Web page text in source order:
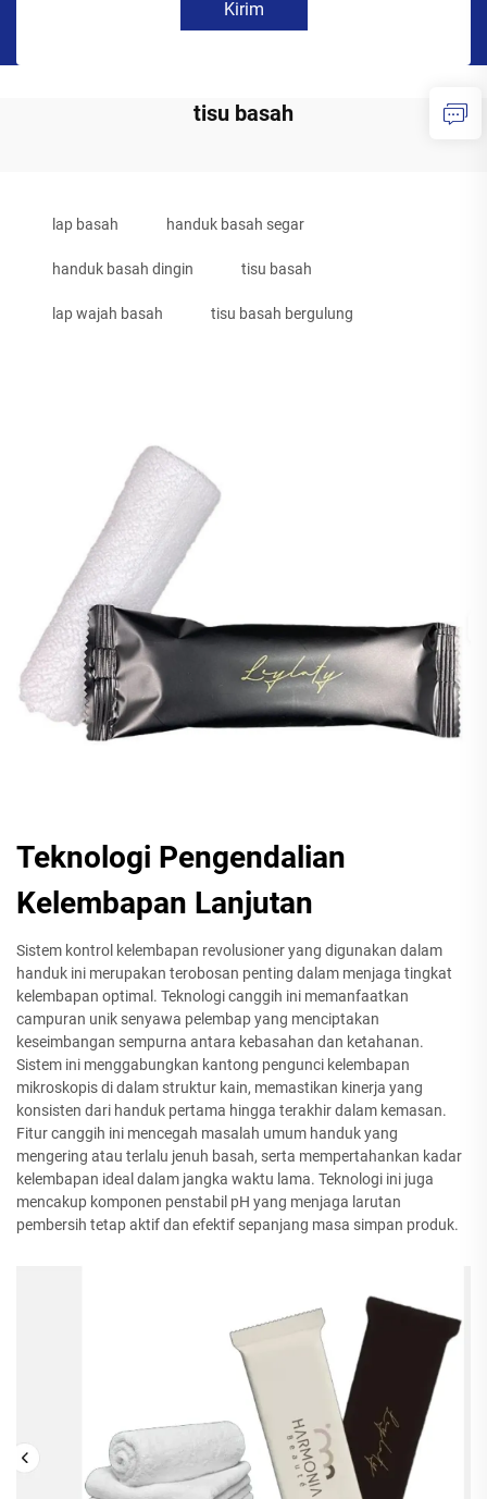
Kirim
tisu basah
lap basah handuk basah segar
handuk basah dingin tisu basah
lap wajah basah tisu basah bergulung
Teknologi Pengendalian
Kelembapan Lanjutan
Sistem kontrol kelembapan revolusioner yang digunakan dalam
handuk ini merupakan terobosan penting dalam menjaga tingkat
kelembapan optimal. Teknologi canggih ini memanfaatkan
campuran unik senyawa pelembap yang menciptakan
keseimbangan sempurna antara kebasahan dan ketahanan.
Sistem ini menggabungkan kantong pengunci kelembapan
mikroskopis di dalam struktur kain, memastikan kinerja yang
konsisten dari handuk pertama hingga terakhir dalam kemasan.
Fitur canggih ini mencegah masalah umum handuk yang
mengering atau terlalu jenuh basah, serta mempertahankan kadar
kelembapan ideal dalam jangka waktu lama. Teknologi ini juga
mencakup komponen penstabil pH yang menjaga larutan
pembersih tetap aktif dan efektif sepanjang masa simpan produk.